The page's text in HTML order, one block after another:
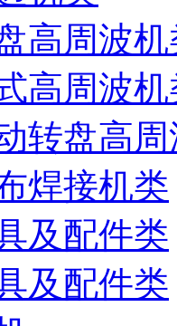
高周波机
高周波机
转盘高
焊接机类
及配件类
及配件类